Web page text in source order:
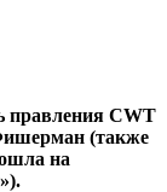
правления CWT
(также
на